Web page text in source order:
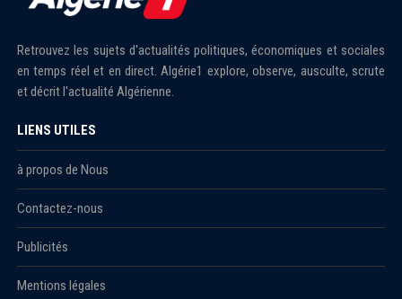
Retrouvez les sujets d'actualités politiques, économiques et sociales
en temps réel et en direct. Algérie1 explore, observe, ausculte, scrute
et décrit l'actualité Algérienne.
LIENS UTILES
à propos de Nous
Contactez-nous
Publicités
Mentions légales